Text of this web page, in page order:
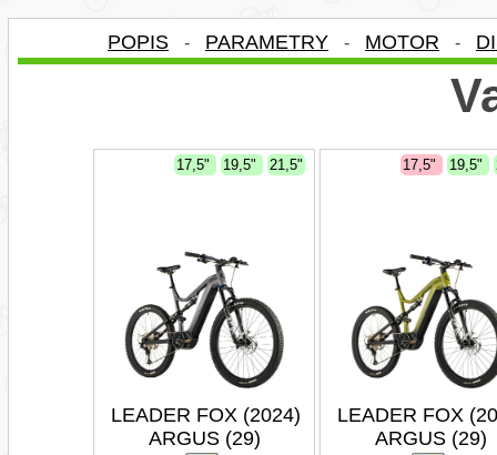
POPIS - PARAMETRY - MOTOR -
17,5" 19,5" 21,5"
LEADER FOX (2024)
ARGUS (29)
17,5" 19,5"
LEADER FOX
ARGUS (29)